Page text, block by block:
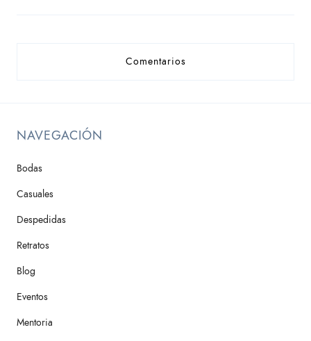
Comentarios
NAVEGACIÓN
Bodas
Casuales
Despedidas
Retratos
Blog
Eventos
Mentoria